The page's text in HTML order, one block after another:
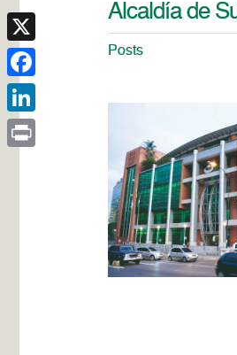
Alcaldía de
Posts
X
Facebook
LinkedIn